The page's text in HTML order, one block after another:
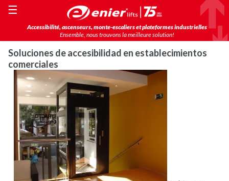
Accessibilité, ascenseurs, monte-escaliers et plateformes industrielles
Ensemble, nous trouvons la meilleure solution!
☰
Soluciones de accesibilidad en establecimientos
comerciales